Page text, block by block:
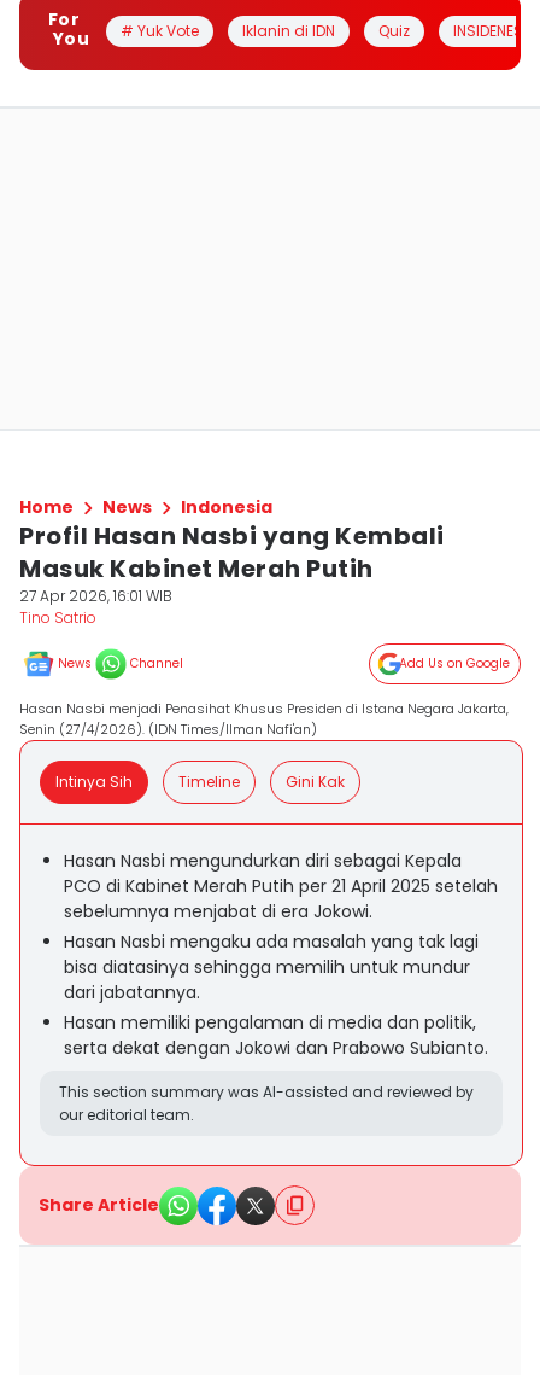
For
You
# Yuk Vote Iklanin di IDN Quiz INSIDENESIA
Home News Indonesia
Profil Hasan Nasbi yang Kembali
Masuk Kabinet Merah Putih
27 Apr 2026, 16:01 WIB
Tino Satrio
News Channel Add Us on Google
Hasan Nasbi menjadi Penasihat Khusus Presiden di Istana Negara Jakarta,
Senin (27/4/2026). (IDN Times/Ilman Nafi'an)
Intinya Sih Timeline Gini Kak
Hasan Nasbi mengundurkan diri sebagai Kepala
PCO di Kabinet Merah Putih per 21 April 2025 setelah
sebelumnya menjabat di era Jokowi.
Hasan Nasbi mengaku ada masalah yang tak lagi
bisa diatasinya sehingga memilih untuk mundur
dari jabatannya.
Hasan memiliki pengalaman di media dan politik,
serta dekat dengan Jokowi dan Prabowo Subianto.
This section summary was AI-assisted and reviewed by
our editorial team.
Share Article